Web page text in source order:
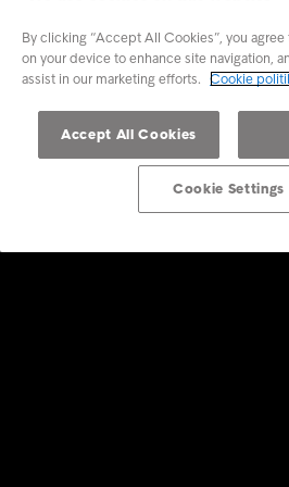
By clicking “Accept All Cookies”, you
on your device to enhance site navigation,
assist in our marketing efforts. Cookie
Accept All Cookies
Cookie Settings